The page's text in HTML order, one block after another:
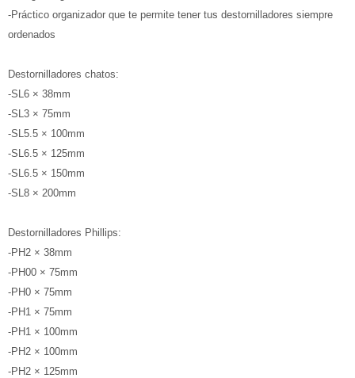
-Práctico organizador que te permite tener tus destornilladores siempre
ordenados
Destornilladores chatos:
-SL6 × 38mm
-SL3 × 75mm
-SL5.5 × 100mm
-SL6.5 × 125mm
-SL6.5 × 150mm
-SL8 × 200mm
Destornilladores Phillips:
-PH2 × 38mm
-PH00 × 75mm
-PH0 × 75mm
-PH1 × 75mm
-PH1 × 100mm
-PH2 × 100mm
-PH2 × 125mm